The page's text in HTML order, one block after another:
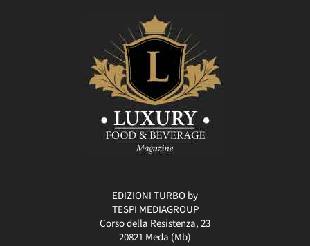
EDIZIONI TURBO by
TESPI MEDIAGROUP
Corso della Resistenza, 23
20821 Meda (Mb)